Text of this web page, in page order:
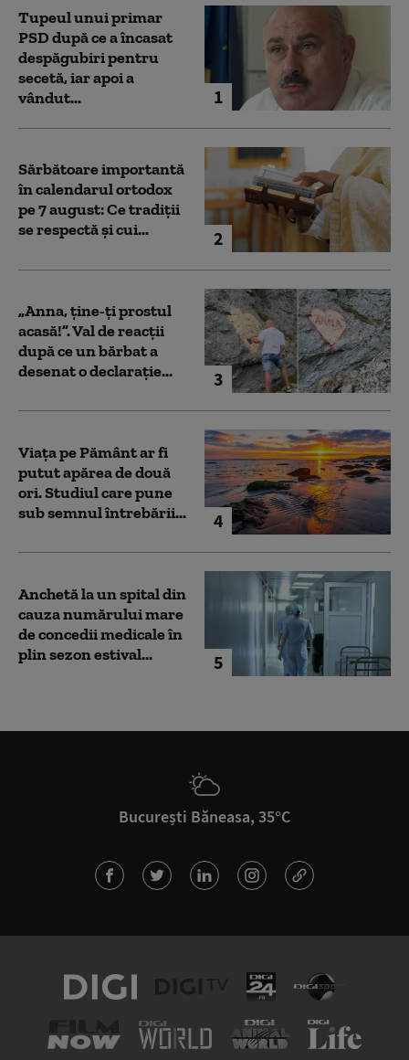
1
Tupeul unui primar
PSD după ce a încasat
despăgubiri pentru
secetă, iar apoi a
vândut...
2
Sărbătoare importantă
în calendarul ortodox
pe 7 august: Ce tradiții
se respectă și cui...
3
„Anna, ţine-ţi prostul
acasă!”. Val de reacții
după ce un bărbat a
desenat o declarație...
4
Viața pe Pământ ar fi
putut apărea de două
ori. Studiul care pune
sub semnul întrebării...
5
Anchetă la un spital din
cauza numărului mare
de concedii medicale în
plin sezon estival...
București Băneasa, 35°C